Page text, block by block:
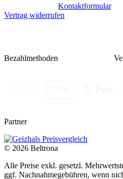
Kontaktformular.
Vertrag widerrufen
Bezahlmethoden
Partner
© 2026 Beltrona
Alle Preise exkl. gesetzl.
ggf. Nachnahmegebühren, wenn